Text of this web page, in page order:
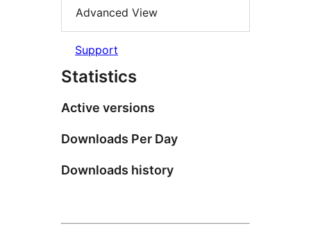
Advanced View
Support
Statistics
Active versions
Downloads Per Day
Downloads history